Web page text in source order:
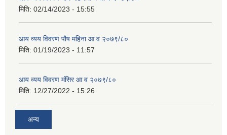
मिति: 02/14/2023 - 15:55
आय व्यय विवरण पौष महिना आ व २०७९/८०
मिति: 01/19/2023 - 11:57
आय व्यय विवरण मंसिर आ व २०७९/८०
मिति: 12/27/2022 - 15:26
अन्य